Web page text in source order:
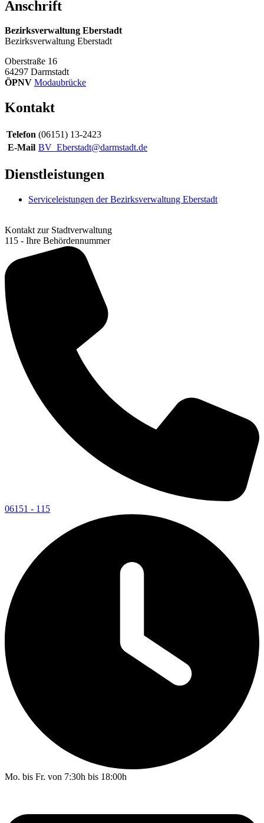
Anschrift
Bezirksverwaltung Eberstadt
Bezirksverwaltung Eberstadt
Oberstraße 16
64297 Darmstadt
ÖPNV Modaubrücke
Kontakt
Telefon (06151) 13-2423
E-Mail BV_Eberstadt@darmstadt.de
Dienstleistungen
Serviceleistungen der Bezirksverwaltung Eberstadt
Kontakt zur Stadtverwaltung
115 - Ihre Behördennummer
06151 - 115
Mo. bis Fr. von 7:30h bis 18:00h